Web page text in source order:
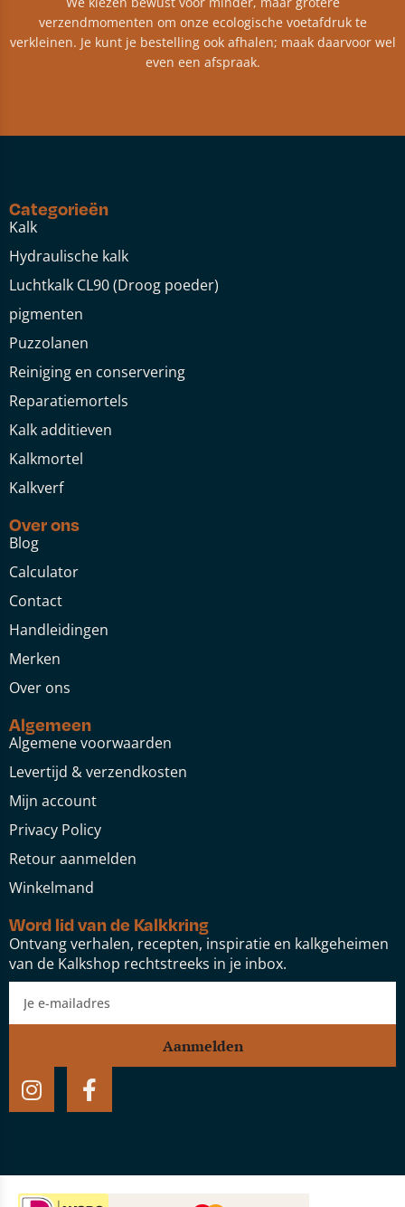
verzendmomenten om onze ecologische voetafdruk te
verkleinen. Je kunt je bestelling ook afhalen; maak daarvoor wel
even een afspraak.
Categorieën
Kalk
Hydraulische kalk
Luchtkalk CL90 (Droog poeder)
pigmenten
Puzzolanen
Reiniging en conservering
Reparatiemortels
Kalk additieven
Kalkmortel
Kalkverf
Over ons
Blog
Calculator
Contact
Handleidingen
Merken
Over ons
Algemeen
Algemene voorwaarden
Levertijd & verzendkosten
Mijn account
Privacy Policy
Retour aanmelden
Winkelmand
Word lid van de Kalkkring
Ontvang verhalen, recepten, inspiratie en kalkgeheimen
van de Kalkshop rechtstreeks in je inbox.
Aanmelden